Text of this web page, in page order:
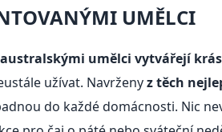
UMĚLCI
umělci vytvářejí
užívat. Navrženyz těch
do každé domácnosti. Nic